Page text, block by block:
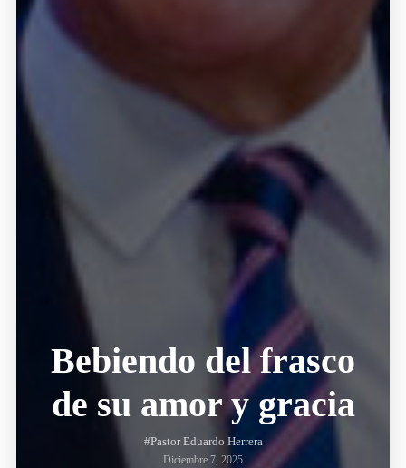
Bebiendo del frasco
de su amor y gracia
#Pastor Eduardo Herrera
Diciembre 7, 2025